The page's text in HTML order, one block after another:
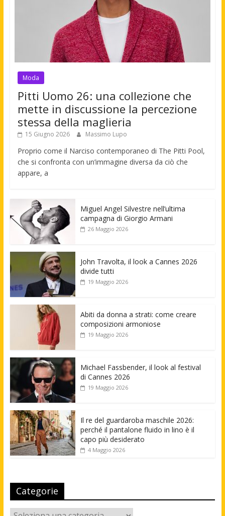
Moda
Pitti Uomo 26: una collezione che
mette in discussione la percezione
stessa della maglieria
15 Giugno 2026 Massimo Lupo
Proprio come il Narciso contemporaneo di The Pitti Pool,
che si confronta con un’immagine diversa da ciò che
appare, a
Miguel Angel Silvestre nell’ultima
campagna di Giorgio Armani
26 Maggio 2026
John Travolta, il look a Cannes 2026
divide tutti
19 Maggio 2026
Abiti da donna a strati: come creare
composizioni armoniose
19 Maggio 2026
Michael Fassbender, il look al festival
di Cannes 2026
19 Maggio 2026
Il re del guardaroba maschile 2026:
perché il pantalone fluido in lino è il
capo più desiderato
4 Maggio 2026
Categorie
Categorie